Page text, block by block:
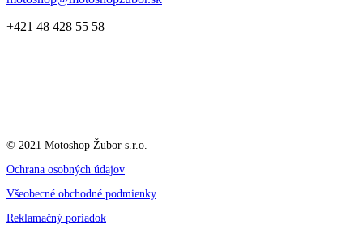
+421 48 428 55 58
© 2021 Motoshop Žubor s.r.o.
Ochrana osobných údajov
Všeobecné obchodné podmienky
Reklamačný poriadok